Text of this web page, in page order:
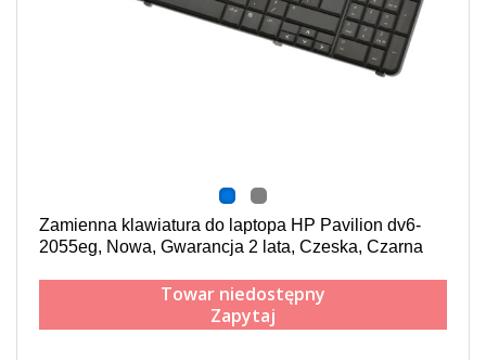
Zamienna klawiatura do laptopa HP Pavilion dv6-
2055eg, Nowa, Gwarancja 2 lata, Czeska, Czarna
Towar niedostępny
Zapytaj